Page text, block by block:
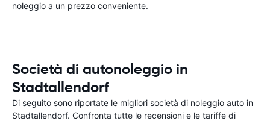
noleggio a un prezzo conveniente.
Società di autonoleggio in
Stadtallendorf
Di seguito sono riportate le migliori società di noleggio auto in
Stadtallendorf. Confronta tutte le recensioni e le tariffe di